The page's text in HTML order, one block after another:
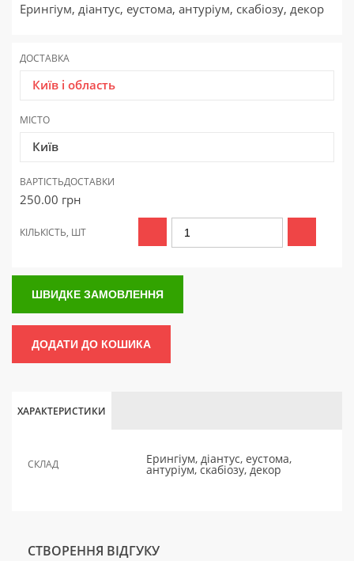
Ерингіум, діантус, еустома, антуріум, скабіозу, декор
ДОСТАВКА
Київ і область
МІСТО
Київ
ВАРТІСТЬДОСТАВКИ
250.00 грн
КІЛЬКІСТЬ, ШТ
ШВИДКЕ ЗАМОВЛЕННЯ
ДОДАТИ ДО КОШИКА
ХАРАКТЕРИСТИКИ
СКЛАД Ерингіум, діантус, еустома,
антуріум, скабіозу, декор
СТВОРЕННЯ ВІДГУКУ